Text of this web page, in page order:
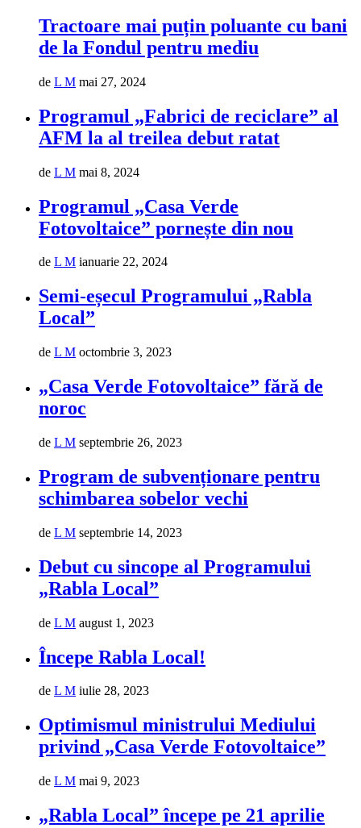
Tractoare mai puțin poluante cu bani
de la Fondul pentru mediu
de L M mai 27, 2024
Programul „Fabrici de reciclare” al
AFM la al treilea debut ratat
de L M mai 8, 2024
Programul „Casa Verde
Fotovoltaice” pornește din nou
de L M ianuarie 22, 2024
Semi-eșecul Programului „Rabla
Local”
de L M octombrie 3, 2023
„Casa Verde Fotovoltaice” fără de
noroc
de L M septembrie 26, 2023
Program de subvenționare pentru
schimbarea sobelor vechi
de L M septembrie 14, 2023
Debut cu sincope al Programului
„Rabla Local”
de L M august 1, 2023
Începe Rabla Local!
de L M iulie 28, 2023
Optimismul ministrului Mediului
privind „Casa Verde Fotovoltaice”
de L M mai 9, 2023
„Rabla Local” începe pe 21 aprilie